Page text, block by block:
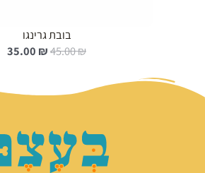
בובת גרינגו
45.00₪
ה
י
מ
ק
35.00 ₪
ה
י
נ
ו